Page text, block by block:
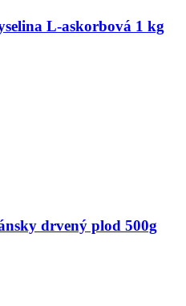
L-askorbová 1 kg
drvený plod 500g